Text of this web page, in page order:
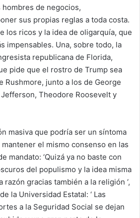
de negocios,
sus propias reglas a toda costa.
los ricos y la idea de oligarquía, que
impensables. Una, sobre todo, la
republicana de Florida,
pide que el rostro de Trump sea
Rushmore, junto a los de George
Theodore Roosevelt y
masiva que podría ser un síntoma
el mismo consenso en las
mandato: ‘Quizá ya no baste con
del populismo y la idea misma
razón gracias también a la religión ‘,
la Universidad Estatal: ‘ Las
a la Seguridad Social se dejan